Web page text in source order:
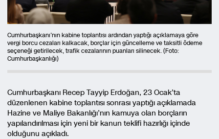
Cumhurbaşkanı’nın kabine toplantısı ardından yaptığı açıklamaya göre
vergi borcu cezaları kalkacak, borçlar için güncelleme ve taksitli ödeme
seçeneği getirilecek, trafik cezalarının puanları silinecek. (Foto:
Cumhurbaşkanlığı)
Cumhurbaşkanı Recep Tayyip Erdoğan, 23 Ocak’ta
düzenlenen kabine toplantısı sonrası yaptığı açıklamada
Hazine ve Maliye Bakanlığı’nın kamuya olan borçların
yapılandırılması için yeni bir kanun teklifi hazırlığı içinde
olduğunu açıkladı.